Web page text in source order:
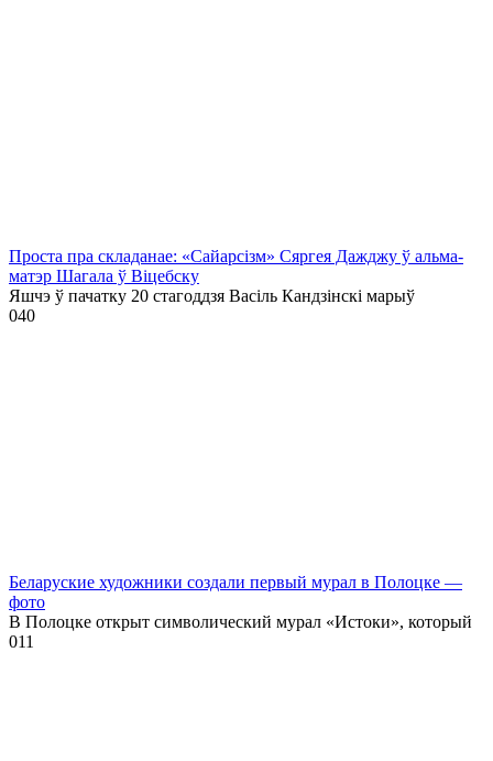
Проста пра складанае: «Сайарсізм» Сяргея Дажджу ў альма-
матэр Шагала ў Віцебску
Яшчэ ў пачатку 20 стагоддзя Васіль Кандзінскі марыў
040
Беларуские художники создали первый мурал в Полоцке —
фото
В Полоцке открыт символический мурал «Истоки», который
011